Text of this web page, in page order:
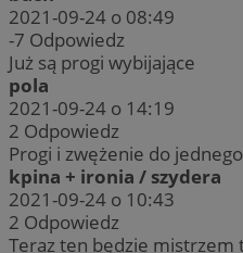
2021-09-24 o 08:49
-7 Odpowiedz
Już są progi wybijające
pola
2021-09-24 o 14:19
2 Odpowiedz
Progi i zwężenie do
kpina + ironia / szydera
2021-09-24 o 10:43
2 Odpowiedz
Teraz ten będzie